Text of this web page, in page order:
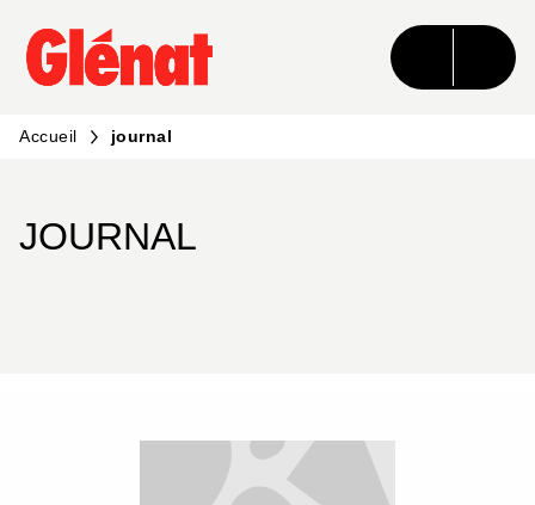
MENU RECHERCHE CONTENU
PIED DE PAGE
Accueil journal
JOURNAL